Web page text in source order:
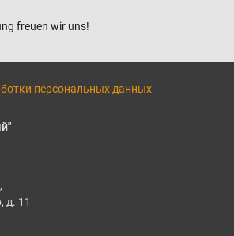
freuen wir uns!
персональных данных
д. 11